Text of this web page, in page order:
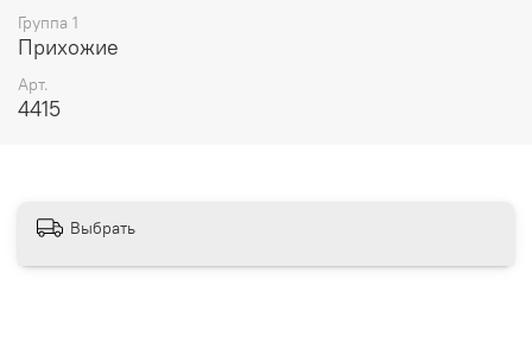
Euro Diffusion
Группа 1
Прихожие
Арт.
4415
Выбрать